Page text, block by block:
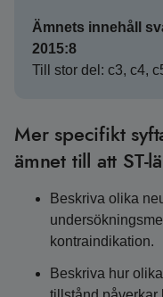
Ämnets innehåll
2015:8
Till stor del: c3, c4,
Mer specifikt
ämnet till att ST-
Beskriva olika
kontraindikation.
Beskriva hur